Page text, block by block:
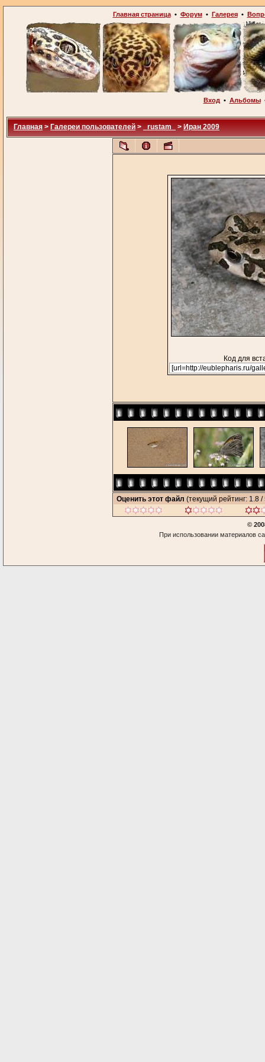
Главная страница• Форум• Галерея•
Вход • Альбомы
Главная > Галереи пользователей > _rustam_ > Иран 2009
Код для
Оценить этот файл (текущий рейтинг: 1.8 /
©
При использовании материалов